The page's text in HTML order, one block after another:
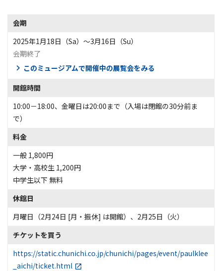
会期
2025年1月18日（Sa）〜3月16日（Su）
会期終了
このミュージアムで開催中の展覧会をみる
開館時間
10:00－18:00、金曜日は20:00まで（入場は閉館の30分前ま
で）
料金
一般 1,800円
大学・高校生 1,200円
中学生以下 無料
休館日
月曜日（2月24日 [月・振休] は開館）、2月25日（火）
チケットを買う
https://static.chunichi.co.jp/chunichi/pages/event/paulklee
_aichi/ticket.html